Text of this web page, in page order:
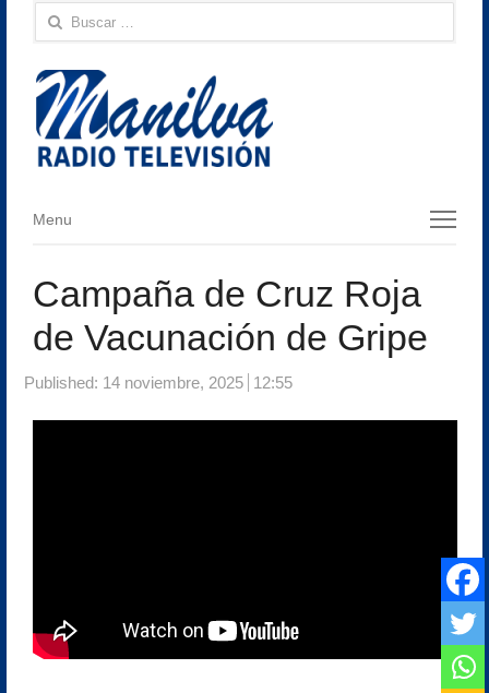
Buscar:
Menu
Menu
Campaña de Cruz Roja
de Vacunación de Gripe
Published: 14 noviembre, 2025 12:55